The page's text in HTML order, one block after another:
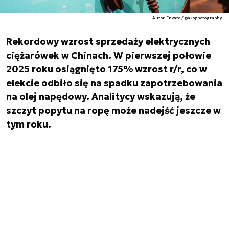
Autor. Envato / @akophotography
Rekordowy wzrost sprzedaży elektrycznych
ciężarówek w Chinach. W pierwszej połowie
2025 roku osiągnięto 175% wzrost r/r, co w
elekcie odbiło się na spadku zapotrzebowania
na olej napędowy. Analitycy wskazują, że
szczyt popytu na ropę może nadejść jeszcze w
tym roku.